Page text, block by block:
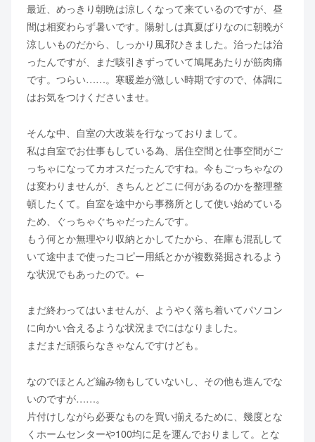
最近、めっきり朝晩は涼しくなって来ているのですが、昼
間は相変わらず暑いです。陽射しは真夏ばりなのに朝晩が
涼しいものだから、しっかり風邪ひきました。治ったは治
ったんですが、まだ咳引きずっていて鳩尾あたりが筋肉痛
です。つらい……。寒暖差が激しい時期ですので、体調に
はお気をつけくださいませ。
そんな中、自室の大改装を行なっておりまして。
私は自室でお仕事もしている為、居住空間と仕事空間がご
っちゃになってカオスだったんですね。今もごっちゃなの
は変わりませんが、きちんとどこに何があるのかを整理整
頓したくて。自室を途中から事務所として使い始めている
ため、ぐっちゃぐちゃだったんです。
もう何とか無理やり収納とかしてたから、在庫も混乱して
いて途中まで使ったコピー用紙とかが複数発掘されるよう
な状況でもあったので。←
まだ終わってはいませんが、ようやく落ち着いてパソコン
に向かい合えるような状況までにはなりました。
まだまだ頑張らなきゃなんですけども。
なのでほとんど編み物もしていないし、その他も進んでな
いのですが……。
片付けしながら必要なものを買い揃えるために、幾度とな
くホームセンターや100均に足を運んでおりまして。とな